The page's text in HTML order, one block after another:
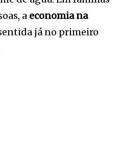
a economia na
já no primeiro